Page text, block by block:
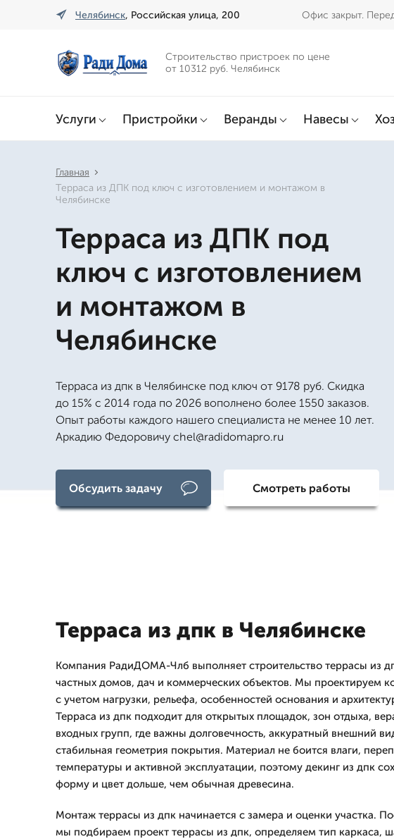
Челябинск, Российская улица, 200 Офис закрыт.
Строительство пристроек по цене
от 10312 руб. Челябинск
Услуги Пристройки Веранды Навесы
Главная
Терраса из ДПК под ключ с изготовлением и монтажом в
Челябинске
Терраса из ДПК под
ключ с изготовлением
и монтажом в
Челябинске
Терраса из дпк в Челябинске под ключ от 9178 руб. Скидка
до 15% с 2014 года по 2026 вополнено более 1550 заказов.
Опыт работы каждого нашего специалиста не менее 10 лет.
Аркадию Федоровичу chel@radidomapro.ru
Обсудить задачу Смотреть работы
Терраса из дпк в Челябинске
Компания РадиДОМА-Члб выполняет строительство террасы из
частных домов, дач и коммерческих объектов. Мы проектируем
с учетом нагрузки, рельефа, особенностей основания и
Терраса из дпк подходит для открытых площадок, зон отдыха,
входных групп, где важны долговечность, аккуратный внешний
стабильная геометрия покрытия. Материал не боится влаги,
температуры и активной эксплуатации, поэтому декинг из дпк
форму и цвет дольше, чем обычная древесина.
Монтаж террасы из дпк начинается с замера и оценки участка.
мы подбираем проект террасы из дпк, определяем тип каркаса,